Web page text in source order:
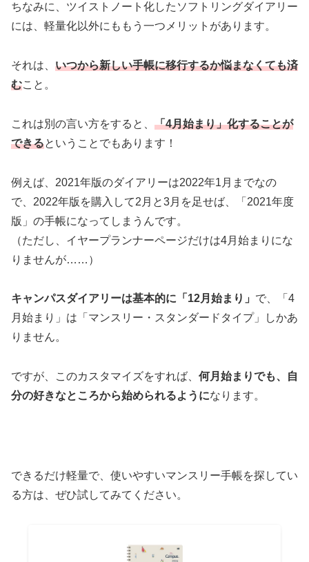
ちなみに、ツイストノート化したソフトリングダイアリー
には、軽量化以外にももう一つメリットがあります。
それは、 いつから新しい手帳に移行するか悩まなくても済
むこと。
これは別の言い方をすると、 「4月始まり」化することが
できるということでもあります！
例えば、2021年版のダイアリーは2022年1月までなの
で、2022年版を購入して2月と3月を足せば、「2021年度
版」の手帳になってしまうんです。
（ただし、イヤープランナーページだけは4月始まりにな
りませんが……）
キャンパスダイアリーは基本的に「12月始まり」 で、「4
月始まり」は「マンスリー・スタンダードタイプ」しかあ
りません。
ですが、このカスタマイズをすれば、 何月始まりでも、自
分の好きなところから始められるようになります。
できるだけ軽量で、使いやすいマンスリー手帳を探してい
る方は、ぜひ試してみてください。